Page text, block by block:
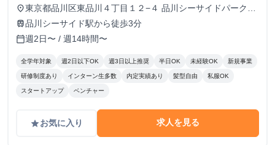
により変動） ▼56h/月以上72h/月未満活動できる方 時給：
1,230円〜1,780円（役職により変動） ▼56h/月未満活動で
ンティブの支給があります。
place東京都品川区東品川４丁目１２−４ 品川シーサイドパークタ
ワー 11F
train品川シーサイド駅から徒歩3分
calendar_today週2日〜 / 週14時間〜
全学年対象 週2日以下OK 週3日以上推奨 半日OK 未経験OK 新規事業
研修制度あり インターン生多数 内定実績あり 髪型自由 私服OK
スタートアップ ベンチャー
gradeお気に入り 求人を見る